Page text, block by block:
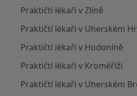
Praktičtí lékaři v Zlíně
Praktičtí lékaři v Uherském
Praktičtí lékaři v Hodoníně
Praktičtí lékaři v Kroměříži
Praktičtí lékaři v Uherském